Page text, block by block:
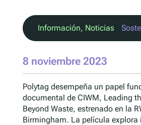
Información, Noticias
8 noviembre 2023
Polytag desempeña un papel
documental de CIWM, Leading
Beyond Waste, estrenado en la
Birmingham. La película explora